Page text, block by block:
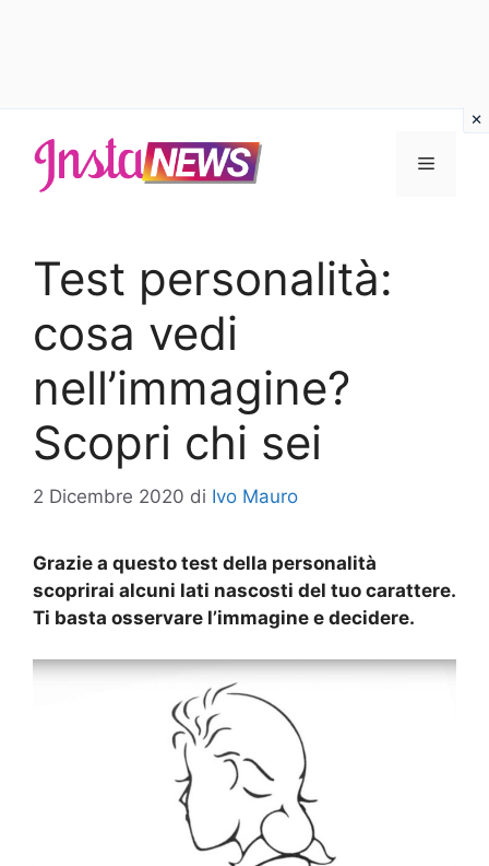
contenuto
Menu
Test personalità:
cosa vedi
nell’immagine?
Scopri chi sei
2 Dicembre 2020 di Ivo Mauro
Grazie a questo test della personalità
scoprirai alcuni lati nascosti del tuo carattere.
Ti basta osservare l’immagine e decidere.